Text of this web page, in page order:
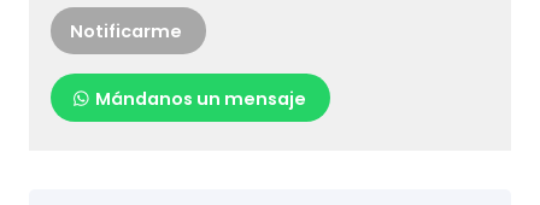
Notificarme
Mándanos un mensaje